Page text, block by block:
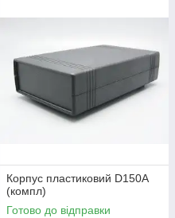
Корпус пластиковий D150А
(компл)
Готово до відправки